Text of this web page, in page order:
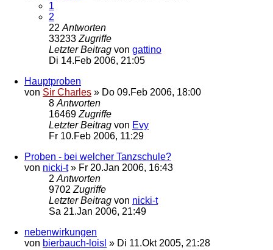
1
2
22 Antworten
33233 Zugriffe
Letzter Beitrag von gattino
Di 14.Feb 2006, 21:05
Hauptproben
von Sir Charles » Do 09.Feb 2006, 18:00
8 Antworten
16469 Zugriffe
Letzter Beitrag von Evy
Fr 10.Feb 2006, 11:29
Proben - bei welcher Tanzschule?
von nicki-t» Fr 20.Jan 2006, 16:43
2 Antworten
9702 Zugriffe
Letzter Beitrag von nicki-t
Sa 21.Jan 2006, 21:49
nebenwirkungen
von bierbauch-loisl » Di 11.Okt 2005, 21:28